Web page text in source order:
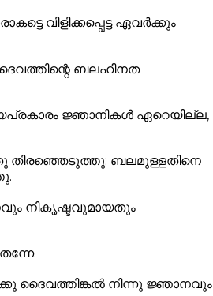
വിളിക്കപ്പെട്ട ഏവർക്കും
ബലഹീനത
ജ്ഞാനികൾ ഏറെയില്ല,
തിരഞ്ഞെടുത്തു; ബലമുള്ളതിനെ
നികൃഷ്ടവുമായതും
ദൈവത്തിങ്കൽ നിന്നു ജ്ഞാനവും